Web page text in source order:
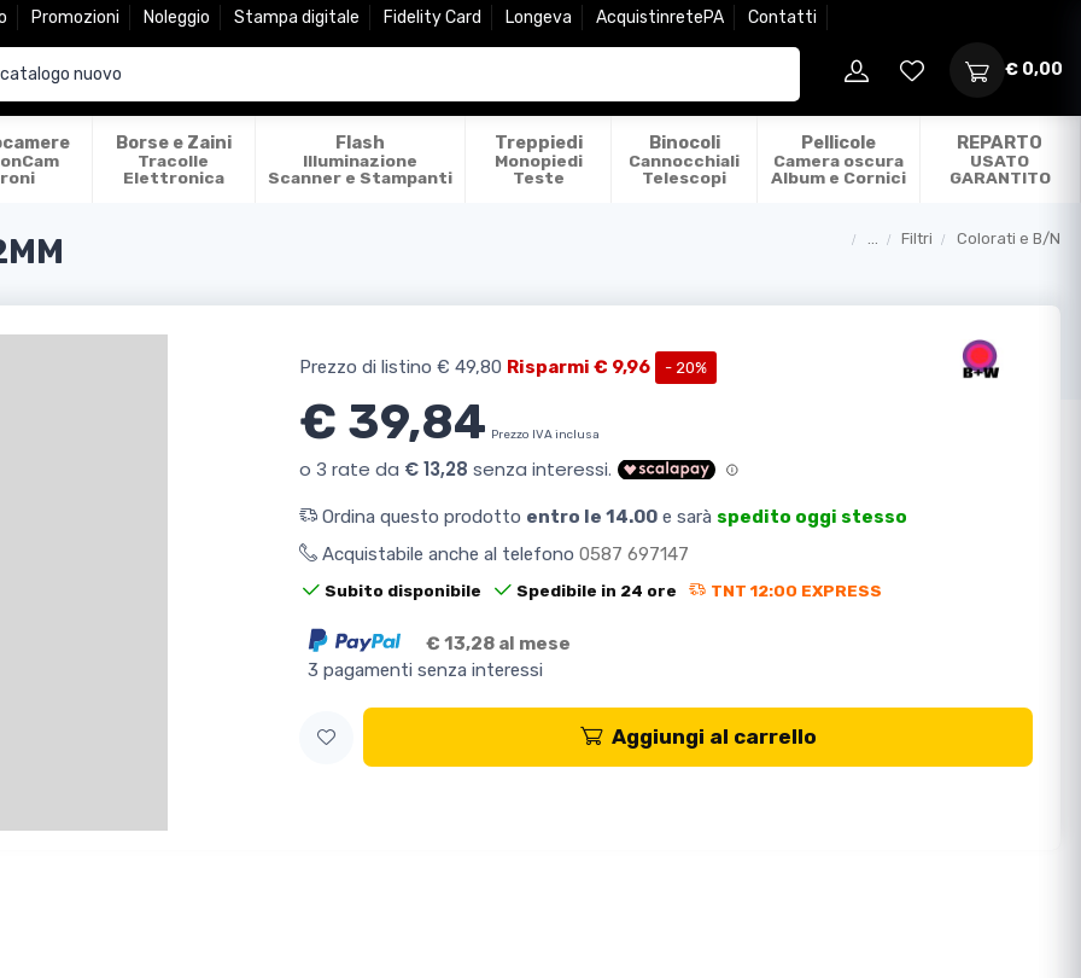
Promozioni Noleggio Stampa digitale Fidelity Card Longeva AcquistinretePA Contatti
€ 0,00
Borse e Zaini
Tracolle
Elettronica
Flash
Illuminazione
Scanner e Stampanti
Treppiedi
Monopiedi
Teste
Binocoli
Cannocchiali
Telescopi
Pellicole
Camera oscura
Album e Cornici
REPARTO
USATO
GARANTITO
Filtri Colorati e B/N
Prezzo di listino € 49,80 Risparmi € 9,96 - 20%
€ 39,84 Prezzo IVA inclusa
Ordina questo prodotto entro le 14.00 e sarà spedito oggi stesso
Acquistabile anche al telefono 0587 697147
Subito disponibile Spedibile in 24 ore TNT 12:00 EXPRESS
€ 13,28 al mese
3 pagamenti senza interessi
Aggiungi al carrello